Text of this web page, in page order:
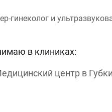
гинеколог и
в клиниках:
центр в